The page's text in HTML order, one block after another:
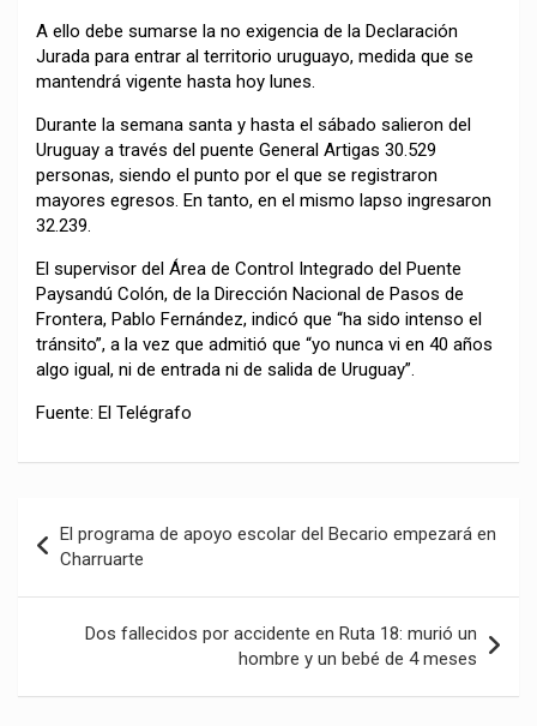
A ello debe sumarse la no exigencia de la Declaración
Jurada para entrar al territorio uruguayo, medida que se
mantendrá vigente hasta hoy lunes.
Durante la semana santa y hasta el sábado salieron del
Uruguay a través del puente General Artigas 30.529
personas, siendo el punto por el que se registraron
mayores egresos. En tanto, en el mismo lapso ingresaron
32.239.
El supervisor del Área de Control Integrado del Puente
Paysandú Colón, de la Dirección Nacional de Pasos de
Frontera, Pablo Fernández, indicó que “ha sido intenso el
tránsito”, a la vez que admitió que “yo nunca vi en 40 años
algo igual, ni de entrada ni de salida de Uruguay”.
Fuente: El Telégrafo
de
entradas
El programa de apoyo escolar del Becario empezará en
Charruarte
Dos fallecidos por accidente en Ruta 18: murió un
hombre y un bebé de 4 meses